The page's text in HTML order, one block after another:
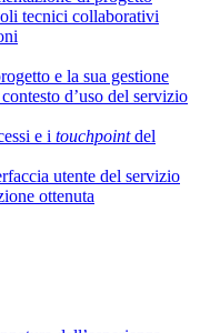
tecnici collaborativi
e la sua gestione
d’uso del servizio
e i touchpointdel
utente del servizio
ottenuta